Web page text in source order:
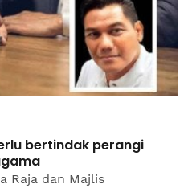
bertindak perangi
Raja dan Majlis